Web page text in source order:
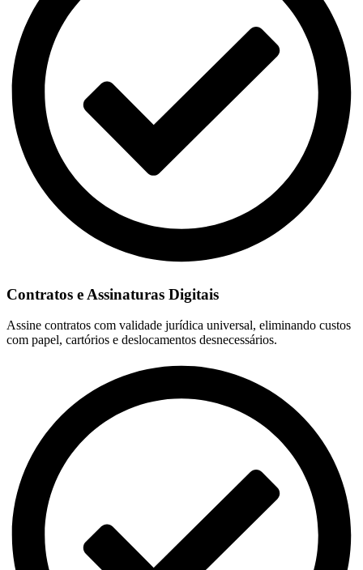
Contratos e Assinaturas Digitais
Assine contratos com validade jurídica universal, eliminando custos
com papel, cartórios e deslocamentos desnecessários.